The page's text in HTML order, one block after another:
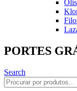
PORTES
Search